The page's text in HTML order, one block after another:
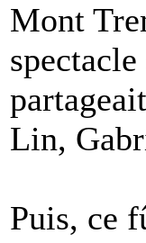
Mont
Lin,
Puis, ce